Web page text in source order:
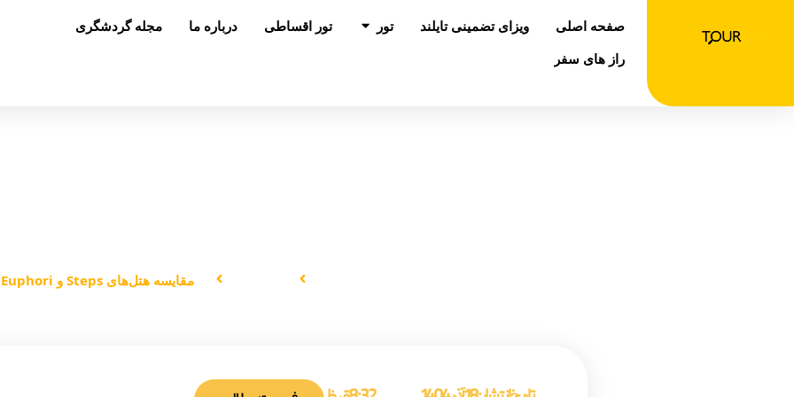
صفحه اصلی ویزای تضمینی تایلند تور باز کردن در تور
تور اقساطی درباره ما
مجله گردشگری
راز های سفر
مقایسه هتل‌های Steps و Euphori